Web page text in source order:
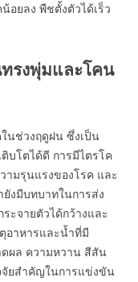
อยลง พืชตั้งตัวได้เร็ว
รงพุ่มและโคน
นช่วงฤดูฝน ซึ่งเป็น
บโตได้ดี การมีไตรโค
ามรุนแรงของโรค และ
งมีบทบาทในการส่ง
ะจายตัวได้กว้างและ
อาหารและน้ำที่มี
ผล ความหวาน สีสัน
ยสำคัญในการแข่งขัน